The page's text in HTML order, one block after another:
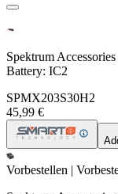
Spektrum
Battery: IC2
SPMX203S30H2
45,99 €
Vorbestellen |